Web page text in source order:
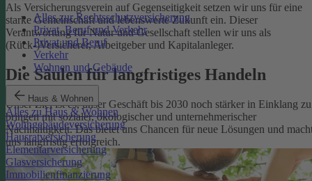
Alles zur Rechtsschutzversicherung
Privat, Beruf und Verkehr
Privat und Beruf
Verkehr
Wohnen und Gebäude
Haus & Wohnen
Alles zu Haus & Wohnen
Wohngebäudeversicherung
Hausratversicherung
Elementarversicherung
Glasversicherung
Immobilienfinanzierung
Als Versicherungsverein auf Gegenseitigkeit setzen wir uns für eine
starke Gemeinschaft und lebenswerte Zukunft ein. Dieser
Verantwortung für Natur und Gesellschaft stellen wir uns als
(Rück-)Versicherer, Arbeitgeber und Kapitalanleger.
Die Säulen für langfristiges Handeln
Unser Ziel ist es, unser Geschäft bis 2030 noch stärker in Einklang zu
bringen mit sozialer, ökologischer und unternehmerischer
Nachhaltigkeit. Das bietet uns Chancen für neue Lösungen und
uns langfristig erfolgreich.